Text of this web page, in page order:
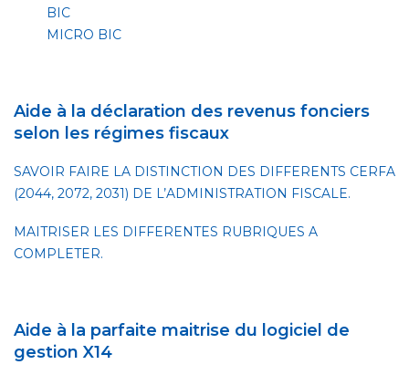
BIC
MICRO BIC
Aide à la déclaration des revenus fonciers
selon les régimes fiscaux
SAVOIR FAIRE LA DISTINCTION DES DIFFERENTS CERFA
(2044, 2072, 2031) DE L’ADMINISTRATION FISCALE.
MAITRISER LES DIFFERENTES RUBRIQUES A
COMPLETER.
Aide à la parfaite maitrise du logiciel de
gestion X14